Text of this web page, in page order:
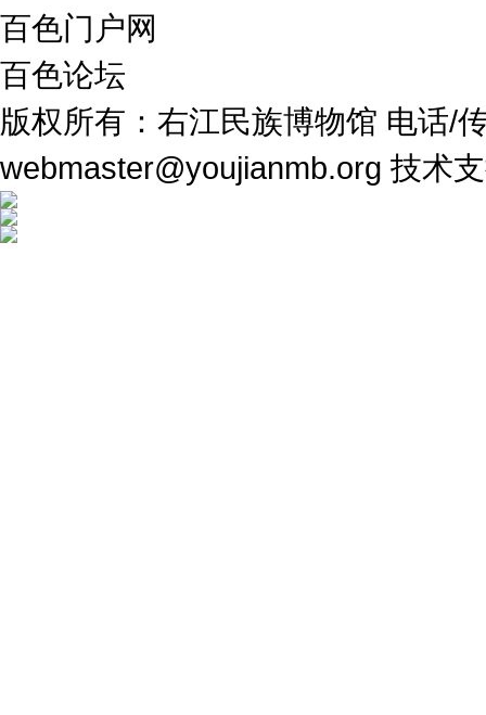
百色门户网
百色论坛
版权所有：右江民族博物馆 电话/
webmaster@youjianmb.org 技术